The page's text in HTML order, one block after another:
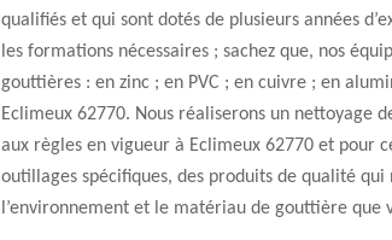
qualifiés et qui sont dotés de plusieurs années
les formations nécessaires ; sachez que, nos
gouttières : en zinc ; en PVC ; en cuivre ; en
Eclimeux 62770. Nous réaliserons un nettoyage
aux règles en vigueur à Eclimeux 62770 et pour
outillages spécifiques, des produits de qualité qui
l’environnement et le matériau de gouttière que